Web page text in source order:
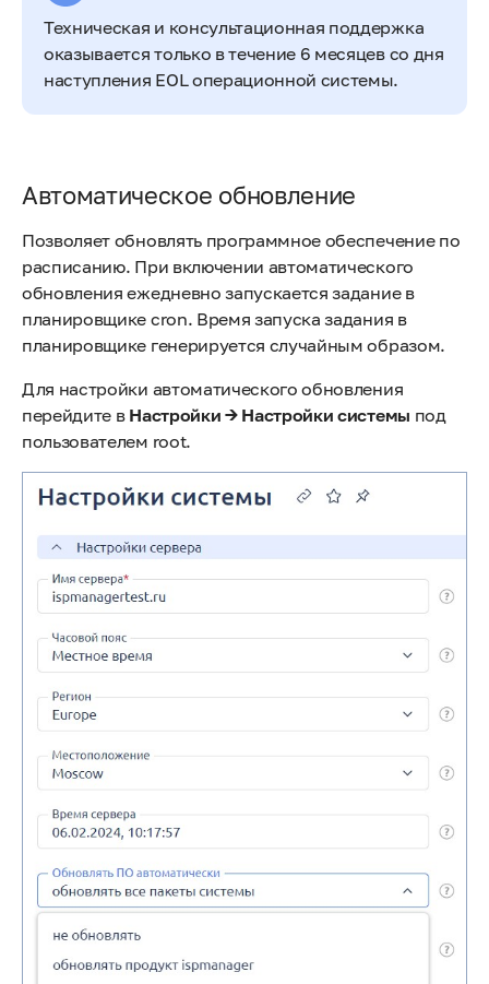
Техническая и консультационная поддержка
оказывается только в течение 6 месяцев со дня
наступления EOL операционной системы.
Автоматическое обновление
Позволяет обновлять программное обеспечение по
расписанию. При включении автоматического
обновления ежедневно запускается задание в
планировщике cron. Время запуска задания в
планировщике генерируется случайным образом.
Для настройки автоматического обновления
перейдите в Настройки → Настройки системы под
пользователем root.